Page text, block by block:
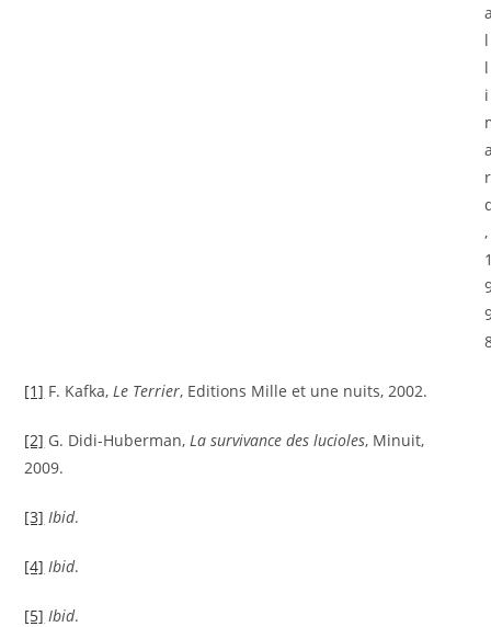
l
l
i
r
,
[1] F. Kafka, Le Terrier, Editions Mille et une nuits, 2002.
[2] G. Didi-Huberman, La survivance des lucioles, Minuit,
2009.
[3] Ibid.
[4] Ibid.
[5] Ibid.